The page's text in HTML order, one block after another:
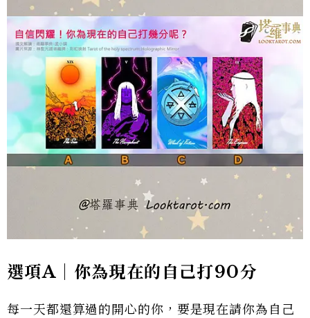
選項A｜你為現在的自己打90分
每一天都還算過的開心的你，要是現在請你為自己